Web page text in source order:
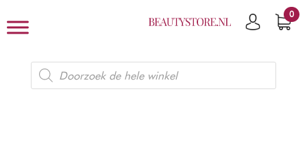
0
Producten
zoeken